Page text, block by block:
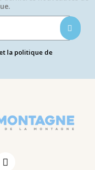
et la politique de